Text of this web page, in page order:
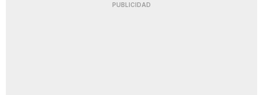
PUBLICIDAD